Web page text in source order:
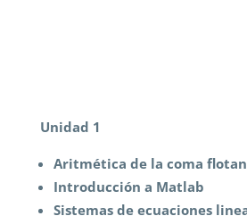
Unidad 1
Aritmética de la coma
Introducción a Matlab
Sistemas de ecuaciones